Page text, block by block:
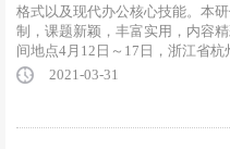
格式以及现代办公核心技能。本
制，课题新颖，丰富实用，内容
间地点4月12日～17日，浙江省
2021-03-31